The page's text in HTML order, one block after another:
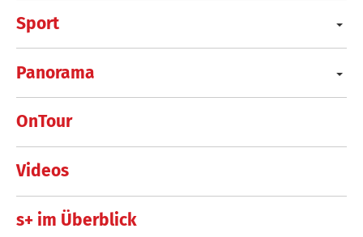
Sport
Panorama
OnTour
Videos
s+ im Überblick